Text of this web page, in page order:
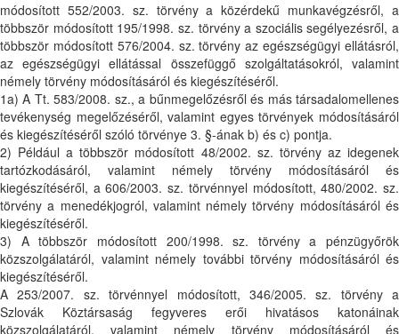
módosított 552/2003. sz. törvény a közérdekű munkavégzésről, a
többször módosított 195/1998. sz. törvény a szociális segélyezésről, a
többször módosított 576/2004. sz. törvény az egészségügyi ellátásról,
az egészségügyi ellátással összefüggő szolgáltatásokról, valamint
némely törvény módosításáról és kiegészítéséről.
1a) A Tt. 583/2008. sz., a bűnmegelőzésről és más társadalomellenes
tevékenység megelőzéséről, valamint egyes törvények módosításáról
és kiegészítéséről szóló törvénye 3. §-ának b) és c) pontja.
2) Például a többször módosított 48/2002. sz. törvény az idegenek
tartózkodásáról, valamint némely törvény módosításáról és
kiegészítéséről, a 606/2003. sz. törvénnyel módosított, 480/2002. sz.
törvény a menedékjogról, valamint némely törvény módosításáról és
kiegészítéséről.
3) A többször módosított 200/1998. sz. törvény a pénzügyőrök
közszolgálatáról, valamint némely további törvény módosításáról és
kiegészítéséről.
A 253/2007. sz. törvénnyel módosított, 346/2005. sz. törvény a
Szlovák Köztársaság fegyveres erői hivatásos katonáinak
közszolgálatáról, valamint némely törvény módosításáról és